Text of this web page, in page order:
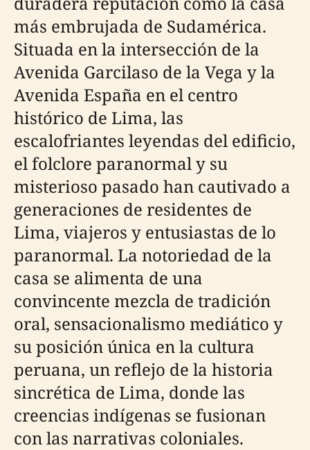
más embrujada de Sudamérica.
Situada en la intersección de la
Avenida Garcilaso de la Vega y la
Avenida España en el centro
histórico de Lima, las
escalofriantes leyendas del edificio,
el folclore paranormal y su
misterioso pasado han cautivado a
generaciones de residentes de
Lima, viajeros y entusiastas de lo
paranormal. La notoriedad de la
casa se alimenta de una
convincente mezcla de tradición
oral, sensacionalismo mediático y
su posición única en la cultura
peruana, un reflejo de la historia
sincrética de Lima, donde las
creencias indígenas se fusionan
con las narrativas coloniales.